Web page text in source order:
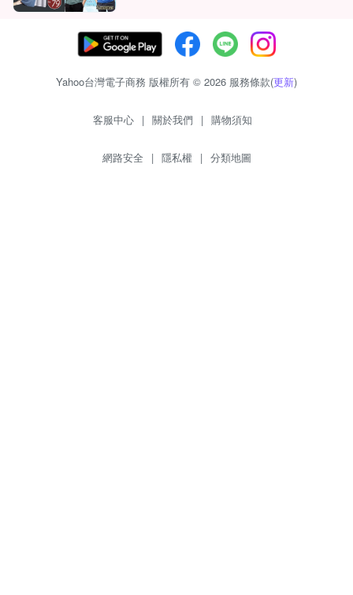
Yahoo台灣電子商務 版權所有 © 2026 服務條款(更新)
客服中心 | 關於我們 | 購物須知
網路安全 | 隱私權 | 分類地圖